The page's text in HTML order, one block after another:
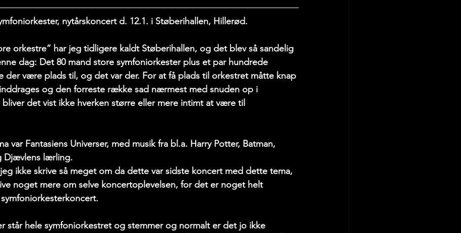
nytårskoncert d. 12.1. i Støberihallen, Hillerød.
orkestre” har jeg tidligere kaldt Støberihallen, og det blev så sandelig
dag: Det 80 mand store symfoniorkester plus et par hundrede
der være plads til, og det var der. For at få plads til orkestret måtte knap
inddrages og den forreste række sad nærmest med snuden op i
bliver det vist ikke hverken større eller mere intimt at være til
var Fantasiens Universer, med musik fra bl.a. Harry Potter, Batman,
Djævlens lærling.
ikke skrive så meget om da dette var sidste koncert med dette tema,
noget mere om selve koncertoplevelsen, for det er noget helt
står hele symfoniorkestret og stemmer og normalt er det jo ikke